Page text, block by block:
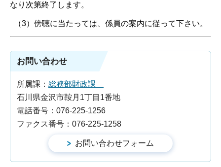
なり次第終了します。
（3）傍聴に当たっては、係員の案内に従って下さい。
お問い合わせ
所属課： 総務部財政課
石川県金沢市鞍月1丁目1番地
電話番号：076-225-1256
ファクス番号：076-225-1258